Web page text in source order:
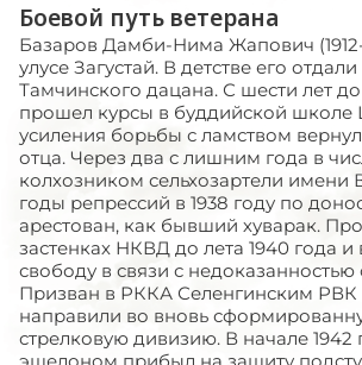
Боевой путь ветерана
Базаров Дамби-Нима Жапович
улусе Загустай. В детстве его
Тамчинского дацана. С шести лет до
прошел курсы в буддийской школе
усиления борьбы с ламством
отца. Через два с лишним года в
колхозником сельхозартели
годы репрессий в 1938 году по
арестован, как бывший хуварак.
застенках НКВД до лета 1940 года
свободу в связи с
Призван в РККА Селенгинским РВК в
направили во вновь
стрелковую дивизию. В начале 1942
эшелоном прибыл на защиту